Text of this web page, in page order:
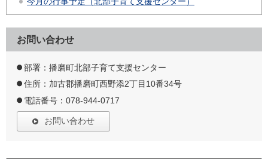
お問い合わせ
部署：播磨町北部子育て支援センター
住所：加古郡播磨町西野添2丁目10番34号
電話番号：078-944-0717
お問い合わせ